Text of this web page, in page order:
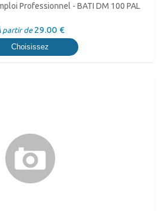
Professionnel - BATI DM 100 PAL
partir de 29.00 €
Choisissez